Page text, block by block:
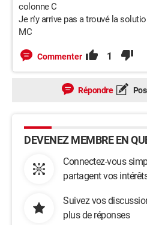
colonne C
Je n'y arrive pas a trouvé la
MC
Commenter 1
Répondre
DEVENEZ MEMBRE EN
Connectez-vous
partagent vos
Suivez vos
plus de réponses